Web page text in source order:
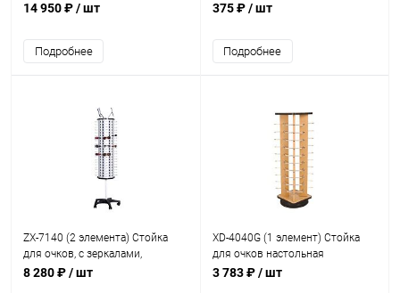
вращающаяся, вместимость 84
14 950 ₽/ шт
Подробнее
мм
375 ₽/ шт
Подробнее
ZX-7140 (2 элемента) Стойка
для очков, с зеркалами,
вместимость 140 шт., H=1760
8 280 ₽/ шт
XD-4040G (1 элемент) Стойка
для очков настольная
вращающаяся, вместимость 40
3 783 ₽/ шт